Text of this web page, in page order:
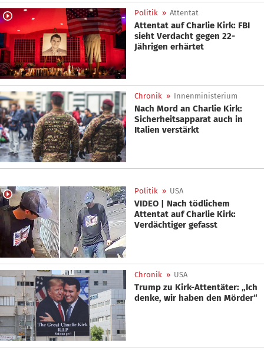
Politik » Attentat
Attentat auf Charlie Kirk: FBI
sieht Verdacht gegen 22-
Jährigen erhärtet
Chronik » Innenministerium
Nach Mord an Charlie Kirk:
Sicherheitsapparat auch in
Italien verstärkt
Politik » USA
VIDEO | Nach tödlichem
Attentat auf Charlie Kirk:
Verdächtiger gefasst
Chronik » USA
Trump zu Kirk-Attentäter: „Ich
denke, wir haben den Mörder“